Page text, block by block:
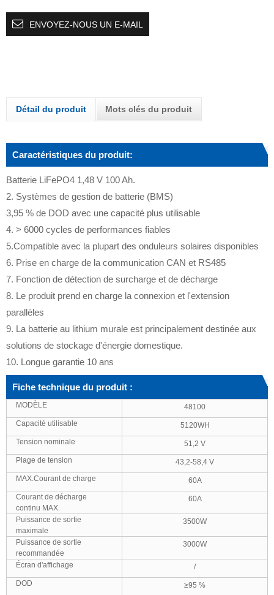
ENVOYEZ-NOUS UN E-MAIL
Détail du produit Mots clés du produit
Caractéristiques du produit:
Batterie LiFePO4 1,48 V 100 Ah.
2. Systèmes de gestion de batterie (BMS)
3,95 % de DOD avec une capacité plus utilisable
4. > 6000 cycles de performances fiables
5.Compatible avec la plupart des onduleurs solaires disponibles
6. Prise en charge de la communication CAN et RS485
7. Fonction de détection de surcharge et de décharge
8. Le produit prend en charge la connexion et l'extension
parallèles
9. La batterie au lithium murale est principalement destinée aux
solutions de stockage d'énergie domestique.
10. Longue garantie 10 ans
Fiche technique du produit :
MODÈLE
48100
Capacité utilisable
5120WH
Tension nominale
51,2 V
Plage de tension
43,2-58,4 V
MAX.Courant de charge
60A
Courant de décharge
continu MAX.
60A
Puissance de sortie
maximale
3500W
Puissance de sortie
recommandée
3000W
Écran d'affichage
/
DOD
≥95 %